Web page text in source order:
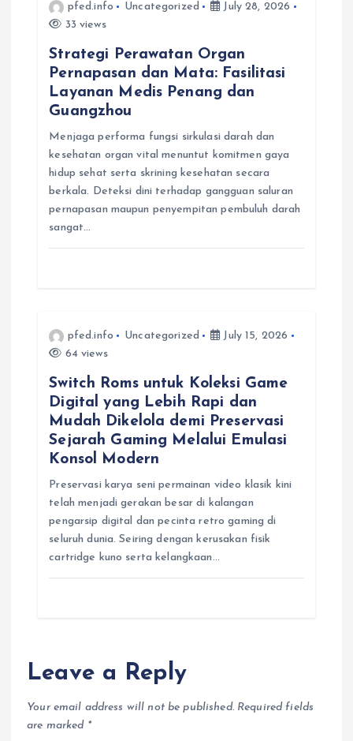
pfed.info Uncategorized
July 28, 2026
33 views
Strategi Perawatan Organ
Pernapasan dan Mata: Fasilitasi
Layanan Medis Penang dan
Guangzhou
Menjaga performa fungsi sirkulasi darah dan
kesehatan organ vital menuntut komitmen gaya
hidup sehat serta skrining kesehatan secara
berkala. Deteksi dini terhadap gangguan saluran
pernapasan maupun penyempitan pembuluh darah
sangat…
pfed.info Uncategorized
July 15, 2026
64 views
Switch Roms untuk Koleksi Game
Digital yang Lebih Rapi dan
Mudah Dikelola demi Preservasi
Sejarah Gaming Melalui Emulasi
Konsol Modern
Preservasi karya seni permainan video klasik kini
telah menjadi gerakan besar di kalangan
pengarsip digital dan pecinta retro gaming di
seluruh dunia. Seiring dengan kerusakan fisik
cartridge kuno serta kelangkaan…
Leave a Reply
Your email address will not be published. Required fields
are marked *